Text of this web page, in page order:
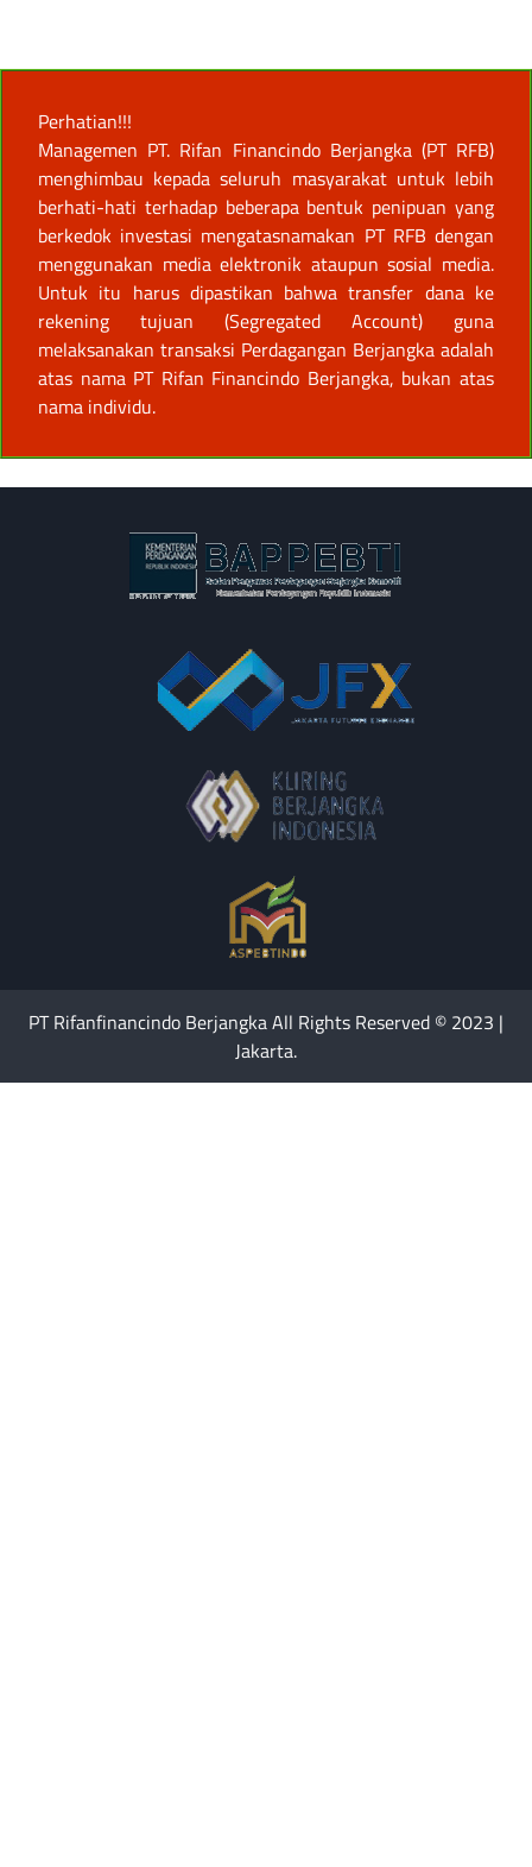
Perhatian!!!
Managemen PT. Rifan Financindo Berjangka (PT RFB)
menghimbau kepada seluruh masyarakat untuk lebih
berhati-hati terhadap beberapa bentuk penipuan yang
berkedok investasi mengatasnamakan PT RFB dengan
menggunakan media elektronik ataupun sosial media.
Untuk itu harus dipastikan bahwa transfer dana ke
rekening tujuan (Segregated Account) guna
melaksanakan transaksi Perdagangan Berjangka adalah
atas nama PT Rifan Financindo Berjangka, bukan atas
nama individu.
PT Rifanfinancindo Berjangka All Rights Reserved © 2023 |
Jakarta.